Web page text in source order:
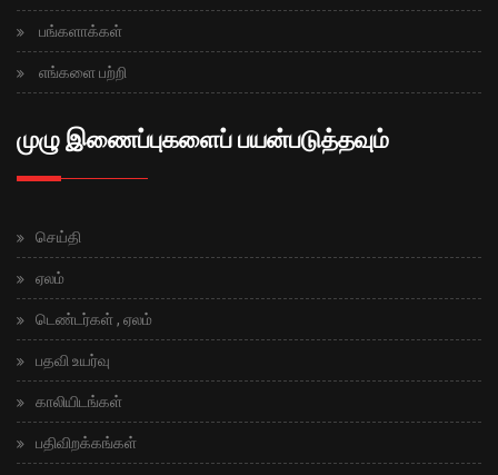
பங்களாக்கள்
எங்களை பற்றி
முழு இணைப்புகளைப் பயன்படுத்தவும்
செய்தி
ஏலம்
டெண்டர்கள் , ஏலம்
பதவி உயர்வு
காலியிடங்கள்
பதிவிறக்கங்கள்